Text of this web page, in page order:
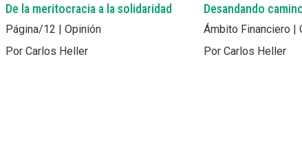
De la meritocracia a la solidaridad
Página/12 | Opinión
Por Carlos Heller
Desandando
Ámbito Financiero |
Por Carlos Heller